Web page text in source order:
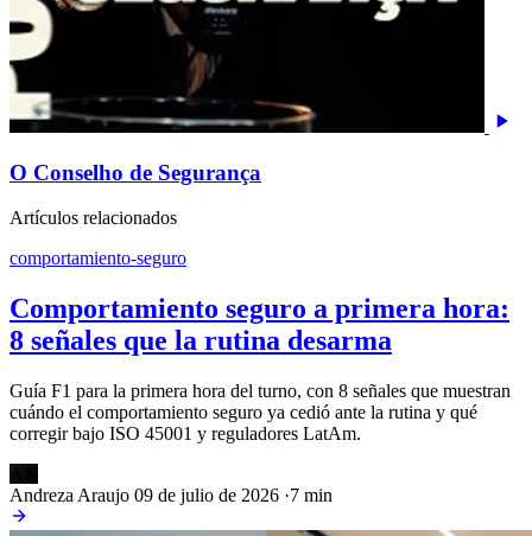
O Conselho de Segurança
Artículos relacionados
comportamiento-seguro
Comportamiento seguro a primera hora:
8 señales que la rutina desarma
Guía F1 para la primera hora del turno, con 8 señales que muestran
cuándo el comportamiento seguro ya cedió ante la rutina y qué
corregir bajo ISO 45001 y reguladores LatAm.
Andreza Araujo 09 de julio de 2026 ·7 min